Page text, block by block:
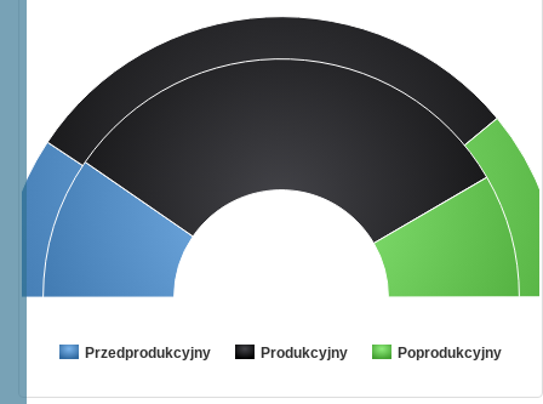
Przedprodukcyjny Produkcyjny Poprodukcyjny